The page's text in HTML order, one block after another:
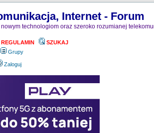
Internet - Forum
technologiom oraz szeroko rozumianej
REGULAMIN
SZUKAJ
Grupy
Zaloguj